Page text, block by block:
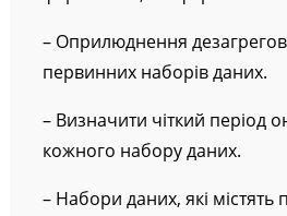
– Оприлюднення
первинних наборів даних.
– Визначити чіткий період
кожного набору даних.
– Набори даних, які містять